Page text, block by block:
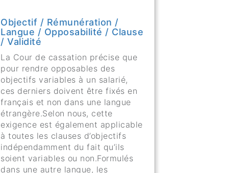
Objectif / Rémunération /
Langue / Opposabilité / Clause
/ Validité
La Cour de cassation précise que
pour rendre opposables des
objectifs variables à un salarié,
ces derniers doivent être fixés en
français et non dans une langue
étrangère.Selon nous, cette
exigence est également applicable
à toutes les clauses d’objectifs
indépendamment du fait qu’ils
soient variables ou non.Formulés
dans une autre langue, les